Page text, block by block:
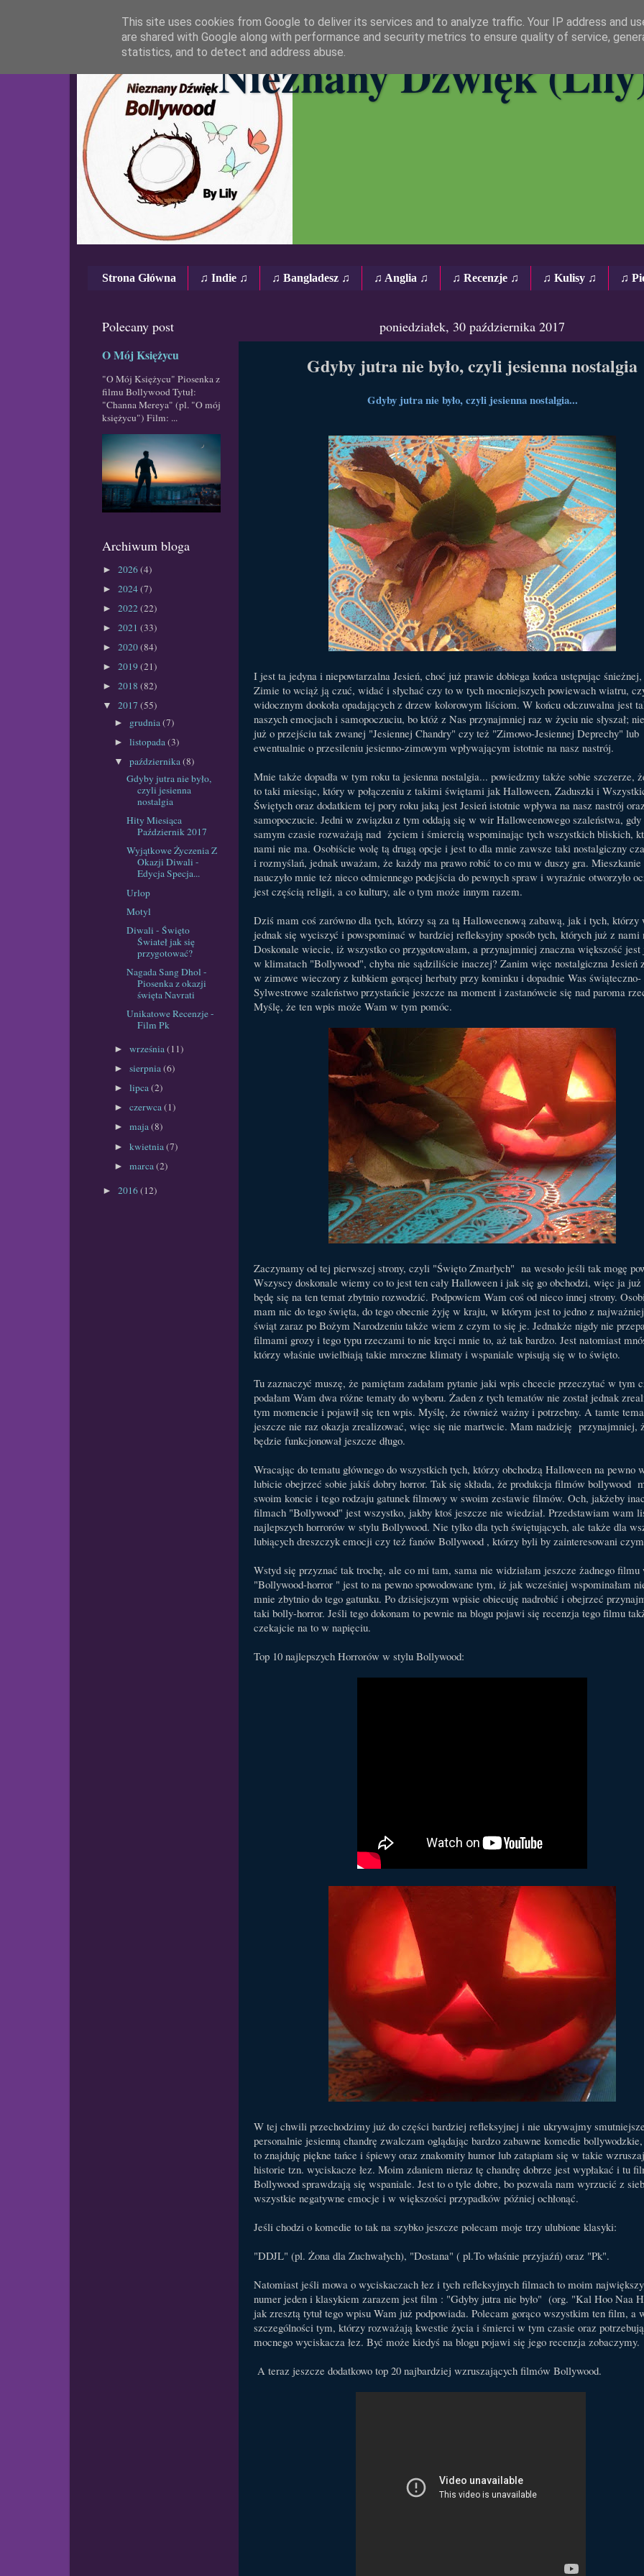
Nieznany Dźwięk
Strona Główna ♫ Indie ♫ ♫ Bangladesz ♫ ♫ Anglia ♫ ♫ Recenzje ♫ ♫ Kulisy ♫ ♫
poniedziałek, 30 października 2017
Gdyby jutra nie było, czyli jesienna nostalgia
Gdyby jutra nie było, czyli jesienna nostalgia...
I jest ta jedyna i niepowtarzalna Jesień, choć już prawie dobiega końca ustępując śnieżnej,
Zimie to wciąż ją czuć, widać i słychać czy to w tych mocniejszych powiewach wiatru,
widocznym dookoła opadających z drzew kolorowym liściom. W końcu odczuwalna jest
naszych emocjach i samopoczuciu, bo któż z Nas przynajmniej raz w życiu nie słyszał;
już o przejściu tak zwanej "Jesiennej Chandry" czy też "Zimowo-Jesiennej Deprechy" lub
ewentualnie o przesileniu jesienno-zimowym wpływającym istotnie na nasz nastrój.
Mnie także dopadła w tym roku ta jesienna nostalgia... powiedzmy także sobie szczerze,
to taki miesiąc, który w połączeniu z takimi świętami jak Halloween, Zaduszki i
Świętych oraz dodatkiem tej pory roku jaką jest Jesień istotnie wpływa na nasz nastrój
samopoczucie. Jedni w związku z tym oddają się w wir Halloweenowego szaleństwa,
samym czasie rozważają nad życiem i śmiercią wspominając tych wszystkich bliskich,
nami nie ma. Osobiście wolę tą drugą opcje i jest to dla mnie zawsze taki nostalgiczny
i rozmyślań, jednak uważam, że każdy ma prawo robić to co mu w duszy gra. Mieszkanie
nauczyło mnie też nieco odmiennego podejścia do pewnych spraw i wyraźnie otworzyło
jest częścią religii, a co kultury, ale o tym może innym razem.
Dziś mam coś zarówno dla tych, którzy są za tą Halloweenową zabawą, jak i tych, którzy
jednak się wyciszyć i powspominać w bardziej refleksyjny sposób tych, których już z nami
Doskonale wiecie, iż wszystko co przygotowałam, a przynajmniej znaczna większość
w klimatach "Bollywood", chyba nie sądziliście inaczej? Zanim więc nostalgiczna Jesień
w zimowe wieczory z kubkiem gorącej herbaty przy kominku i dopadnie Was świąteczno-
Sylwestrowe szaleństwo przystańcie jeszcze na moment i zastanówcie się nad paroma
Myślę, że ten wpis może Wam w tym pomóc.
Zaczynamy od tej pierwszej strony, czyli "Święto Zmarłych" na wesoło jeśli tak mogę
Wszyscy doskonale wiemy co to jest ten cały Halloween i jak się go obchodzi, więc ja
będę się na ten temat zbytnio rozwodzić. Podpowiem Wam coś od nieco innej strony.
mam nic do tego święta, do tego obecnie żyję w kraju, w którym jest to jedno z
świąt zaraz po Bożym Narodzeniu także wiem z czym to się je. Jednakże nigdy nie
filmami grozy i tego typu rzeczami to nie kręci mnie to, aż tak bardzo. Jest natomiast
którzy właśnie uwielbiają takie mroczne klimaty i wspaniale wpisują się w to święto.
Tu zaznaczyć muszę, że pamiętam zadałam pytanie jaki wpis chcecie przeczytać w tym
podałam Wam dwa różne tematy do wyboru. Żaden z tych tematów nie został jednak
tym momencie i pojawił się ten wpis. Myślę, że również ważny i potrzebny. A tamte
jeszcze nie raz okazja zrealizować, więc się nie martwcie. Mam nadzieję przynajmniej,
będzie funkcjonował jeszcze długo.
Wracając do tematu głównego do wszystkich tych, którzy obchodzą Halloween na pewno
lubicie obejrzeć sobie jakiś dobry horror. Tak się składa, że produkcja filmów bollywood
swoim koncie i tego rodzaju gatunek filmowy w swoim zestawie filmów. Och, jakżeby
filmach "Bollywood" jest wszystko, jakby ktoś jeszcze nie wiedział. Przedstawiam wam
najlepszych horrorów w stylu Bollywood. Nie tylko dla tych świętujących, ale także dla
lubiących dreszczyk emocji czy też fanów Bollywood , którzy byli by zainteresowani
Wstyd się przyznać tak trochę, ale co mi tam, sama nie widziałam jeszcze żadnego filmu
"Bollywood-horror " jest to na pewno spowodowane tym, iż jak wcześniej wspominałam
mnie zbytnio do tego gatunku. Po dzisiejszym wpisie obiecuję nadrobić i obejrzeć
taki bolly-horror. Jeśli tego dokonam to pewnie na blogu pojawi się recenzja tego filmu
czekajcie na to w napięciu.
Top 10 najlepszych Horrorów w stylu Bollywood:
W tej chwili przechodzimy już do części bardziej refleksyjnej i nie ukrywajmy
personalnie jesienną chandrę zwalczam oglądając bardzo zabawne komedie
to znajduję piękne tańce i śpiewy oraz znakomity humor lub zatapiam się w takie
historie tzn. wyciskacze łez. Moim zdaniem nieraz tę chandrę dobrze jest wypłakać i tu
Bollywood sprawdzają się wspaniale. Jest to o tyle dobre, bo pozwala nam wyrzucić z
wszystkie negatywne emocje i w większości przypadków później ochłonąć.
Jeśli chodzi o komedie to tak na szybko jeszcze polecam moje trzy ulubione klasyki:
"DDJL" (pl. Żona dla Zuchwałych), "Dostana" ( pl.To właśnie przyjaźń) oraz "Pk".
Natomiast jeśli mowa o wyciskaczach łez i tych refleksyjnych filmach to moim
numer jeden i klasykiem zarazem jest film : "Gdyby jutra nie było" (org. "Kal Hoo Naa
jak zresztą tytuł tego wpisu Wam już podpowiada. Polecam gorąco wszystkim ten film, a
szczególności tym, którzy rozważają kwestie życia i śmierci w tym czasie oraz
mocnego wyciskacza łez. Być może kiedyś na blogu pojawi się jego recenzja zobaczymy.
A teraz jeszcze dodatkowo top 20 najbardziej wzruszających filmów Bollywood.
Polecany post
O Mój Księżycu
"O Mój Księżycu" Piosenka z
filmu Bollywood Tytuł:
"Channa Mereya" (pl. "O mój
księżycu") Film: ...
Archiwum bloga
► 2026(4)
► 2024(7)
► 2022(22)
► 2021 (33)
► 2020(84)
► 2019 (21)
► 2018 (82)
▼ 2017 (55)
► grudnia(7)
►listopada(3)
▼października(8)
Gdyby jutra nie było,
czyli jesienna
nostalgia
Hity Miesiąca
Październik 2017
Wyjątkowe Życzenia Z
Okazji Diwali -
Edycja Specja...
Urlop
Motyl
Diwali - Święto
Świateł jak się
przygotować?
Nagada Sang Dhol -
Piosenka z okazji
święta Navrati
Unikatowe Recenzje -
Film Pk
►września(11)
►sierpnia(6)
►lipca(2)
►czerwca(1)
►maja(8)
►kwietnia(7)
►marca(2)
► 2016(12)
This site uses cookies from Google to deliver its services and to analyze traffic. Your IP address and
are shared with Google along with performance and security metrics to ensure quality of service,
statistics, and to detect and address abuse.